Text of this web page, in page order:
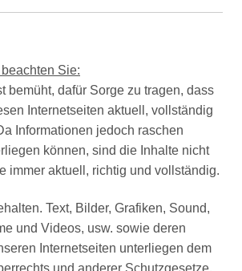
Sie:
bemüht, dafür Sorge zu tragen, dass
Internetseiten aktuell, vollständig
Informationen jedoch raschen
können, sind die Inhalte nicht
immer aktuell, richtig und vollständig.
Text, Bilder, Grafiken, Sound,
und Videos, usw. sowie deren
Internetseiten unterliegen dem